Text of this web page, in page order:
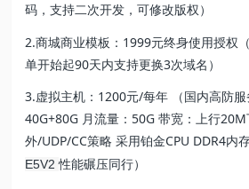
码，支持二次开发，可修改版权）
2.商城商业模板：1999元终身使用授权
单开始起90天内支持更换3次域名）
3.虚拟主机：1200元/每年 （国内高防服
40G+80G 月流量：50G 带宽：上行
外/UDP/CC策略 采用铂金CPU DDR4内
E5V2性能碾压同行）